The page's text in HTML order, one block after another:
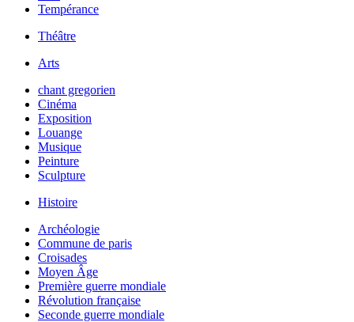
Tempérance
Théâtre
Arts
chant gregorien
Cinéma
Exposition
Louange
Musique
Peinture
Sculpture
Histoire
Archéologie
Commune de paris
Croisades
Moyen Âge
Première guerre mondiale
Révolution française
Seconde guerre mondiale